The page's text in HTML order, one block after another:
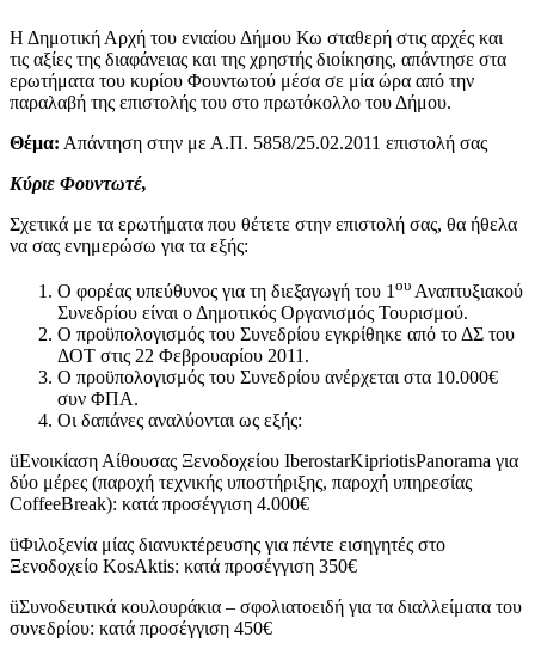
Η Δημοτική Αρχή του ενιαίου Δήμου Κω σταθερή στις αρχές και
τις αξίες της διαφάνειας και της χρηστής διοίκησης, απάντησε στα
ερωτήματα του κυρίου Φουντωτού μέσα σε μία ώρα από την
παραλαβή της επιστολής του στο πρωτόκολλο του Δήμου.
Θέμα: Απάντηση στην με Α.Π. 5858/25.02.2011 επιστολή σας
Κύριε Φουντωτέ,
Σχετικά με τα ερωτήματα που θέτετε στην επιστολή σας, θα ήθελα
να σας ενημερώσω για τα εξής:
Ο φορέας υπεύθυνος για τη διεξαγωγή του 1 ου Αναπτυξιακού
Συνεδρίου είναι ο Δημοτικός Οργανισμός Τουρισμού.
Ο προϋπολογισμός του Συνεδρίου εγκρίθηκε από το ΔΣ του
ΔΟΤ στις 22 Φεβρουαρίου 2011.
Ο προϋπολογισμός του Συνεδρίου ανέρχεται στα 10.000€
συν ΦΠΑ.
Οι δαπάνες αναλύονται ως εξής:
üΕνοικίαση Αίθουσας Ξενοδοχείου IberostarKipriotisPanorama για
δύο μέρες (παροχή τεχνικής υποστήριξης, παροχή υπηρεσίας
CoffeeBreak): κατά προσέγγιση 4.000€
üΦιλοξενία μίας διανυκτέρευσης για πέντε εισηγητές στο
Ξενοδοχείο KosAktis: κατά προσέγγιση 350€
üΣυνοδευτικά κουλουράκια – σφολιατοειδή για τα διαλλείματα του
συνεδρίου: κατά προσέγγιση 450€